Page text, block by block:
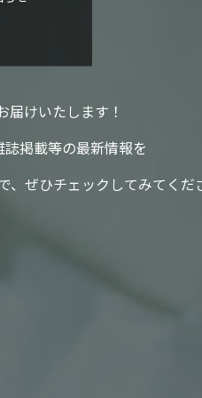
届けいたします！
掲載等の最新情報を
、ぜひチェックしてみてくだ